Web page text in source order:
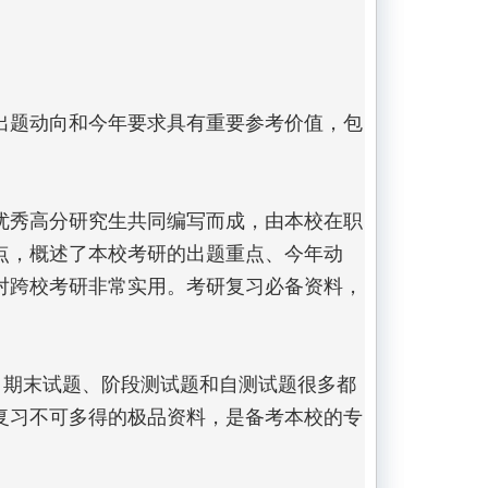
动向和今年要求具有重要参考价值，包
高分研究生共同编写而成，由本校在职
概述了本校考研的出题重点、今年动
校考研非常实用。考研复习必备资料，
末试题、阶段测试题和自测试题很多都
不可多得的极品资料，是备考本校的专